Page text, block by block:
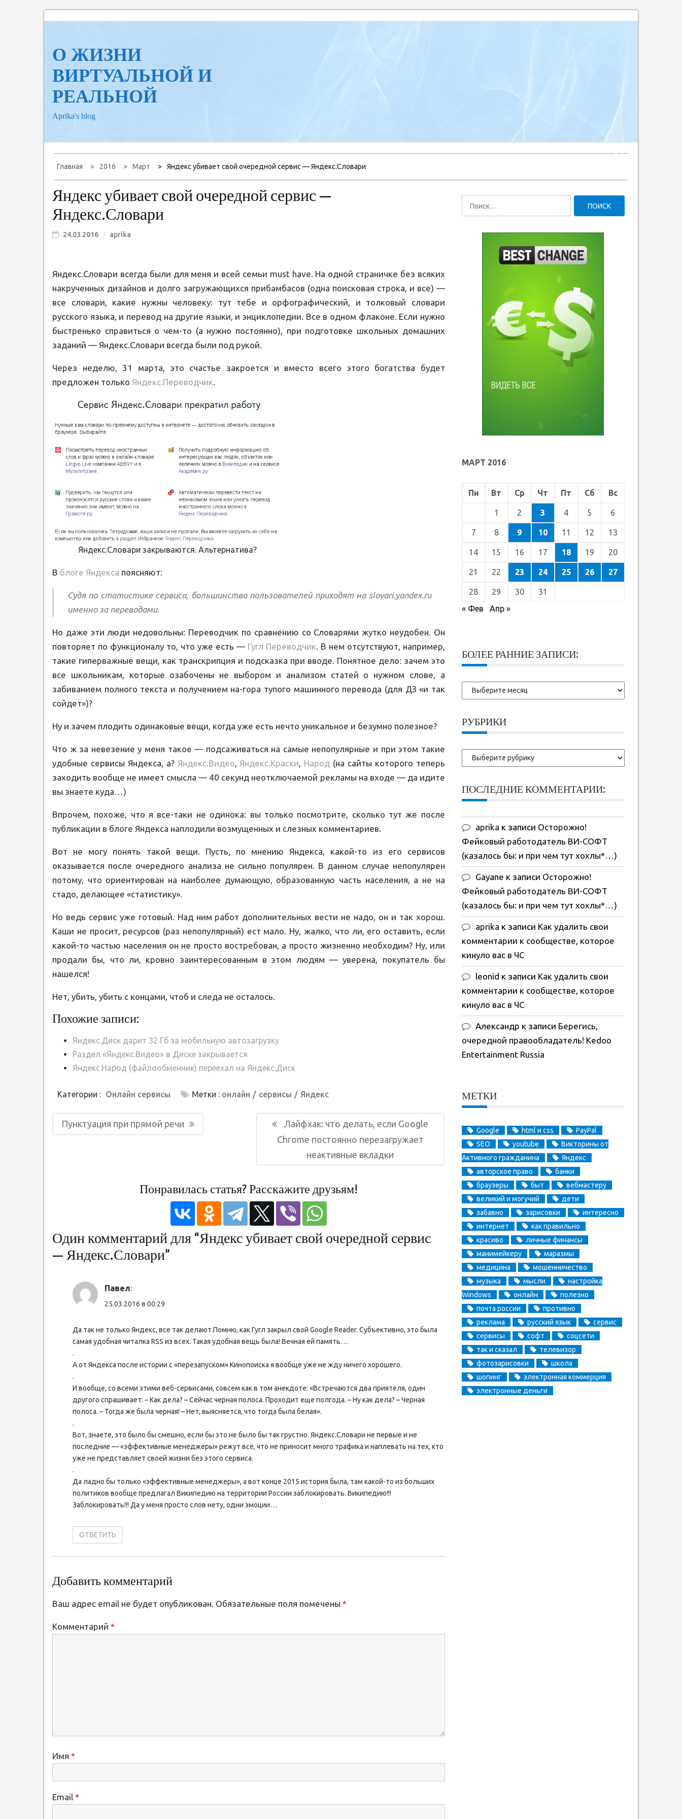
О ЖИЗНИ
ВИРТУАЛЬНОЙ И
РЕАЛЬНОЙ
Aprika's blog
Главная 2016 Март Яндекс убивает свой очередной сервис — Яндекс.Словари
Яндекс убивает свой очередной сервис —
Яндекс.Словари
24.03.2016 aprika
Яндекс.Словари всегда были для меня и всей семьи must have. На одной страничке без всяких
накрученных дизайнов и долго загружающихся прибамбасов (одна поисковая строка, и все) —
все словари, какие нужны человеку: тут тебе и орфографический, и толковый словари
русского языка, и перевод на другие языки, и энциклопедии. Все в одном флаконе. Если нужно
быстренько справиться о чем-то (а нужно постоянно), при подготовке школьных домашних
заданий — Яндекс.Словари всегда были под рукой.
Через неделю, 31 марта, это счастье закроется и вместо всего этого богатства будет
предложен только Яндекс.Переводчик.
Яндекс.Словари закрываются. Альтернатива?
В блоге Яндекса поясняют:
Судя по статистике сервиса, большинство пользователей приходят на slovari.yandex.ru
именно за переводами.
Но даже эти люди недовольны: Переводчик по сравнению со Словарями жутко неудобен. Он
повторяет по функционалу то, что уже есть — Гугл Переводчик. В нем отсутствуют, например,
такие гиперважные вещи, как транскрипция и подсказка при вводе. Понятное дело: зачем это
все школьникам, которые озабочены не выбором и анализом статей о нужном слове, а
забиванием полного текста и получением на-гора тупого машинного перевода (для ДЗ «и так
сойдет»)?
Ну и зачем плодить одинаковые вещи, когда уже есть нечто уникальное и безумно полезное?
Что ж за невезение у меня такое — подсаживаться на самые непопулярные и при этом такие
удобные сервисы Яндекса, а? Яндекс.Видео, Яндекс.Краски, Народ (на сайты которого теперь
заходить вообще не имеет смысла — 40 секунд неотключаемой рекламы на входе — да идите
вы знаете куда…)
Впрочем, похоже, что я все-таки не одинока: вы только посмотрите, сколько тут же после
публикации в блоге Яндекса наплодили возмущенных и слезных комментариев.
Вот не могу понять такой вещи. Пусть, по мнению Яндекса, какой-то из его сервисов
оказывается после очередного анализа не сильно популярен. В данном случае непопулярен
потому, что ориентирован на наиболее думающую, образованную часть населения, а не на
стадо, делающее «статистику».
Но ведь сервис уже готовый. Над ним работ дополнительных вести не надо, он и так хорош.
Каши не просит, ресурсов (раз непопулярный) ест мало. Ну, жалко, что ли, его оставить, если
какой-то частью населения он не просто востребован, а просто жизненно необходим? Ну, или
продали бы, что ли, кровно заинтересованным в этом людям — уверена, покупатель бы
нашелся!
Нет, убить, убить с концами, чтоб и следа не осталось.
Похожие записи:
Яндекс.Диск дарит 32 Гб за мобильную автозагрузку
Раздел «Яндекс.Видео» в Диске закрывается
Яндекс.Народ (файлообменник) переехал на Яндекс.Диск
Категории : Онлайн сервисы Метки : онлайн сервисы Яндекс
Навигация
поПредыдущая
Пунктуация при прямой речи
Следующая
запись:
Лайфхак: что делать, если Google
Chrome постоянно перезагружает
неактивные вкладки
Понравилась статья? Расскажите друзьям!
Один комментарий для “Яндекс убивает свой очередной сервис
— Яндекс.Словари”
Павел:
25.03.2016 в 00:29
Да так не только Яндекс, все так делают.Помню, как Гугл закрыл свой Google Reader. Субъективно, это была
самая удобная читалка RSS из всех. Такая удобная вещь была! Вечная ей память…
.
А от Яндекса после истории с «перезапуском» Кинопоиска я вообще уже не жду ничего хорошего.
.
И вообще, со всеми этими веб-сервисами, совсем как в том анекдоте: «Встречаются два приятеля, один
другого спрашивает: – Как дела? – Сейчас черная полоса. Проходит еще полгода. – Ну как дела? – Черная
полоса. – Тогда же была черная! – Нет, выясняется, что тогда была белая».
.
Вот, знаете, это было бы смешно, если бы это не было бы так грустно. Яндекс.Словари не первые и не
последние — «эффективные менеджеры» режут всё, что не приносит много трафика и наплевать на тех, кто
уже не представляет своей жизни без этого сервиса.
.
Да ладно бы только «эффективные менеджеры», а вот конце 2015 история была, там какой-то из больших
политиков вообще предлагал Википедию на территории России заблокировать. Википедию!!!
Заблокировать!!! Да у меня просто слов нету, одни эмоции…
ОТВЕТИТЬ
Добавить комментарий
Ваш адрес email не будет опубликован. Обязательные поля помечены *
Комментарий *
Имя *
Email *
Найти:
МАРТ 2016
Пн Вт Ср Чт Пт Сб Вс
1 2 3 4 5 6
7 8 9 10 11 12 13
14 15 16 17 18 19 20
21 22 23 24 25 26 27
28 29 30
31
« Фев
Апр »
БОЛЕЕ РАННИЕ ЗАПИСИ:
Более
ранние
РУБРИКИ
Рубрики
ПОСЛЕДНИЕ КОММЕНТАРИИ:
aprika к записи Осторожно!
Фейковый работодатель ВИ-СОФТ
(казалось бы: и при чем тут хохлы*…)
Gayane к записи Осторожно!
Фейковый работодатель ВИ-СОФТ
(казалось бы: и при чем тут хохлы*…)
aprika к записи Как удалить свои
комментарии к сообществе, которое
кинуло вас в ЧС
leonid к записи Как удалить свои
комментарии к сообществе, которое
кинуло вас в ЧС
Александр к записи Берегись,
очередной правообладатель! Kedoo
Entertainment Russia
МЕТКИ
Google html и css
PayPal
SEO
youtube
Викторины от
Активного гражданина
Яндекс
авторское право
банки
браузеры
быт
вебмастеру
великий и могучий
дети
забавно
зарисовки
интересно
интернет
как правильно
красиво
личные финансы
манимейкеру
маразмы
медицина
мошенничество
музыка
мысли
настройка
Windows
онлайн
полезно
почта россии
противно
реклама
русский язык
сервис
сервисы
софт
соцсети
так и сказал
телевизор
фотозарисовки
школа
шопинг
электронная коммерция
электронные деньги